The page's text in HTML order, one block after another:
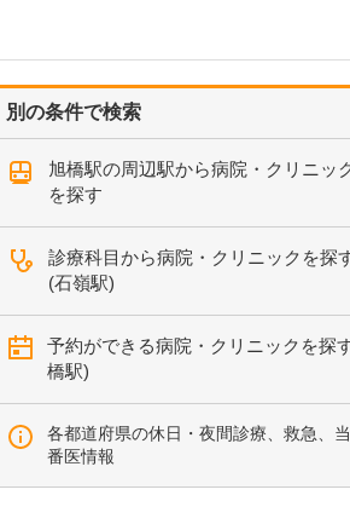
別の条件で検索
旭橋駅の周辺駅から病院・クリニッ
を探す
診療科目から病院・クリニックを探
(石嶺駅)
予約ができる病院・クリニックを探
橋駅)
各都道府県の休日・夜間診療、救急、当
番医情報